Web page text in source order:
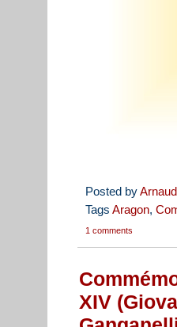
Posted by
Tags Aragon,
1 comments
XIV